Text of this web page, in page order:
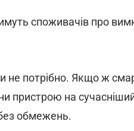
споживачів про
не потрібно. Якщо ж
пристрою на
обмежень.